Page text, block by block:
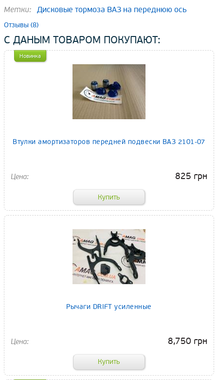
Метки: Дисковые тормоза ВАЗ на переднюю ось
Отзывы (8)
С ДАНЫМ ТОВАРОМ ПОКУПАЮТ:
Новинка
Втулки амортизаторов передней подвески ВАЗ 2101-07
825 грн
Рычаги DRIFT усиленные
8,750 грн